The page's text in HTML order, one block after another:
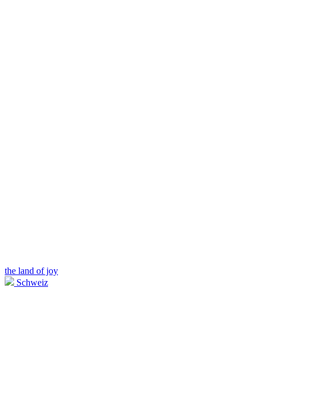
the land of joy
Schweiz